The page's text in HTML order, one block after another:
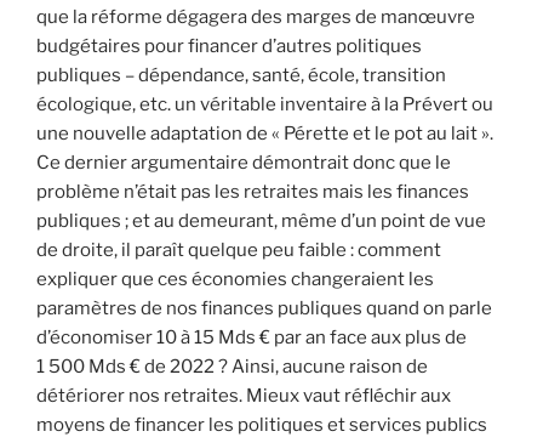
que la réforme dégagera des marges de manœuvre
budgétaires pour financer d’autres politiques
publiques – dépendance, santé, école, transition
écologique, etc. un véritable inventaire à la Prévert ou
une nouvelle adaptation de « Pérette et le pot au lait ».
Ce dernier argumentaire démontrait donc que le
problème n’était pas les retraites mais les finances
publiques ; et au demeurant, même d’un point de vue
de droite, il paraît quelque peu faible : comment
expliquer que ces économies changeraient les
paramètres de nos finances publiques quand on parle
d’économiser 10 à 15 Mds € par an face aux plus de
1 500 Mds € de 2022 ? Ainsi, aucune raison de
détériorer nos retraites. Mieux vaut réfléchir aux
moyens de financer les politiques et services publics